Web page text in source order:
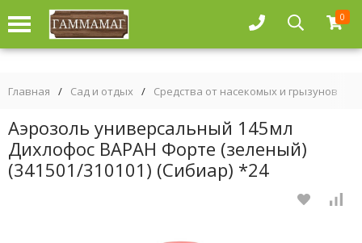
0
Главная / Сад и отдых / Средства от насекомых и грызунов
Аэрозоль универсальный 145мл
Дихлофос ВАРАН Форте (зеленый)
(341501/310101) (Сибиар) *24